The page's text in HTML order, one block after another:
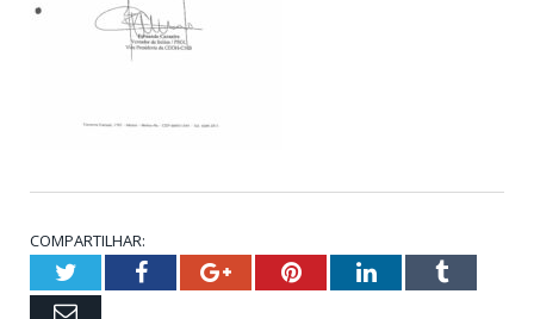
COMPARTILHAR:
TwitterFacebookGoogle+PinterestLinkedInTumblr
Email